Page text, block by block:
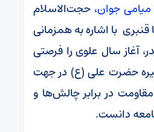
میامی جوان، حجت‌الاسلام
با اشاره به همزمانی
آغاز سال علوی را فرصتی
حضرت علی (ع) در جهت
در برابر چالش‌ها و
دانست.